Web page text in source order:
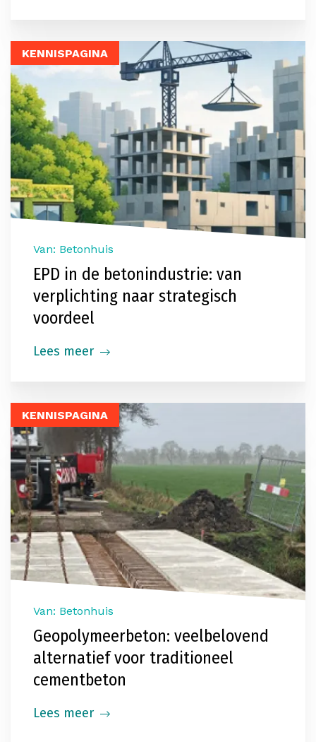
KENNISPAGINA
Van: Betonhuis
EPD in de betonindustrie: van
verplichting naar strategisch
voordeel
Lees meer
KENNISPAGINA
Van: Betonhuis
Geopolymeerbeton: veelbelovend
alternatief voor traditioneel
cementbeton
Lees meer